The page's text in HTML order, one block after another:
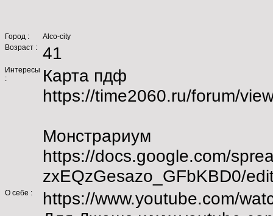
Город :
Alco-city
Возраст :
41
Интересы
:
Карта пдф
https://time2060.ru/forum/
Монстрариум
https://docs.google.com/
zxEQzGesazo_GFbKBD0/
О себе :
https://www.youtube.com/